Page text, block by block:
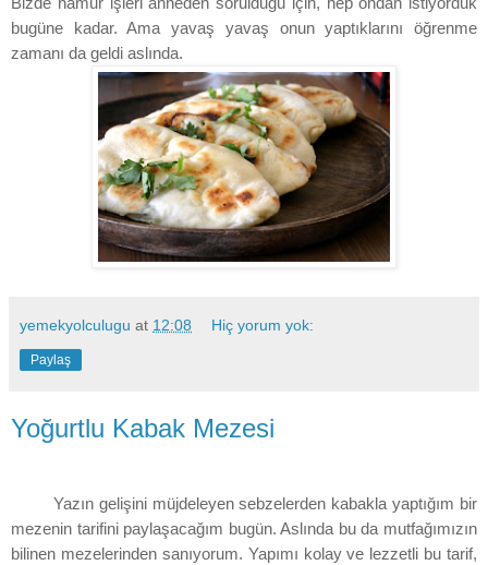
bugüne kadar. Ama yavaş yavaş onun yaptıklarını öğrenme
zamanı da geldi aslında.
yemekyolculugu at 12:08 Hiç yorum yok:
Paylaş
Yoğurtlu Kabak Mezesi
Yazın gelişini müjdeleyen sebzelerden kabakla yaptığım bir
mezenin tarifini paylaşacağım bugün. Aslında bu da mutfağımızın
bilinen mezelerinden sanıyorum. Yapımı kolay ve lezzetli bu tarif,